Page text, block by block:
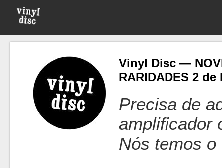
Vinyl Disc —
RARIDADES 2
Precisa de
amplificador
Nós temos o